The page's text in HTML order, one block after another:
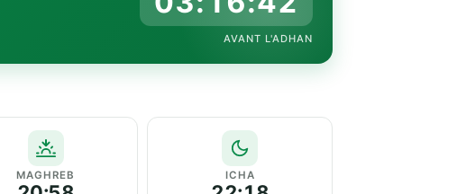
AVANT L'ADHAN
MAGHREB ICHA